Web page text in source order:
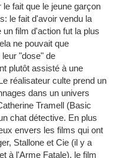
fait que le jeune garçon
le fait d'avoir vendu la
film d'action fut la plus
ne pouvait que
"dose" de
plutôt assisté à une
réalisateur culte prend un
dans un univers
Tramell (Basic
chat détective. En plus
envers les films qui ont
Stallone et Cie (il y a
à l'Arme Fatale), le film